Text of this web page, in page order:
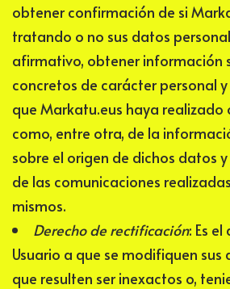
obtener confirmación de si
tratando o no sus datos
afirmativo, obtener información
concretos de carácter personal
que Markatu.eus haya realizado
como, entre otra, de la
sobre el origen de dichos datos
de las comunicaciones
mismos.
Derecho de rectificación: Es
Usuario a que se modifiquen sus
que resulten ser inexactos o,